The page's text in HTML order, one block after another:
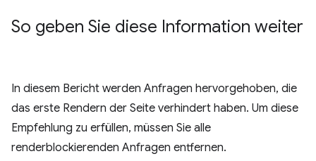
So geben Sie diese Information weiter
In diesem Bericht werden Anfragen hervorgehoben, die
das erste Rendern der Seite verhindert haben. Um diese
Empfehlung zu erfüllen, müssen Sie alle
renderblockierenden Anfragen entfernen.